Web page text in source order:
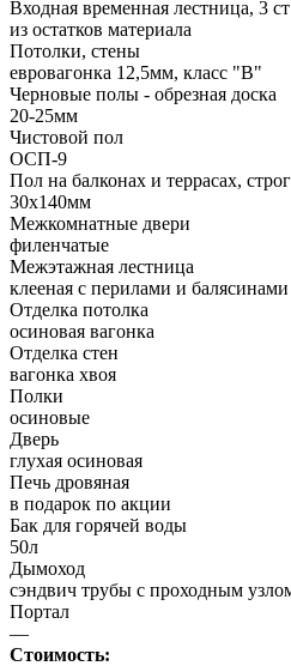
Входная временная лестница, 3 ст
из остатков материала
Потолки, стены
евровагонка 12,5мм, класс "В"
Черновые полы - обрезная доска
20-25мм
Чистовой пол
ОСП-9
Пол на балконах и террасах,
30х140мм
Межкомнатные двери
филенчатые
Межэтажная лестница
клееная с перилами и балясинами
Отделка потолка
осиновая вагонка
Отделка стен
вагонка хвоя
Полки
осиновые
Дверь
глухая осиновая
Печь дровяная
в подарок по акции
Бак для горячей воды
50л
Дымоход
сэндвич трубы с проходным
Портал
—
Стоимость: